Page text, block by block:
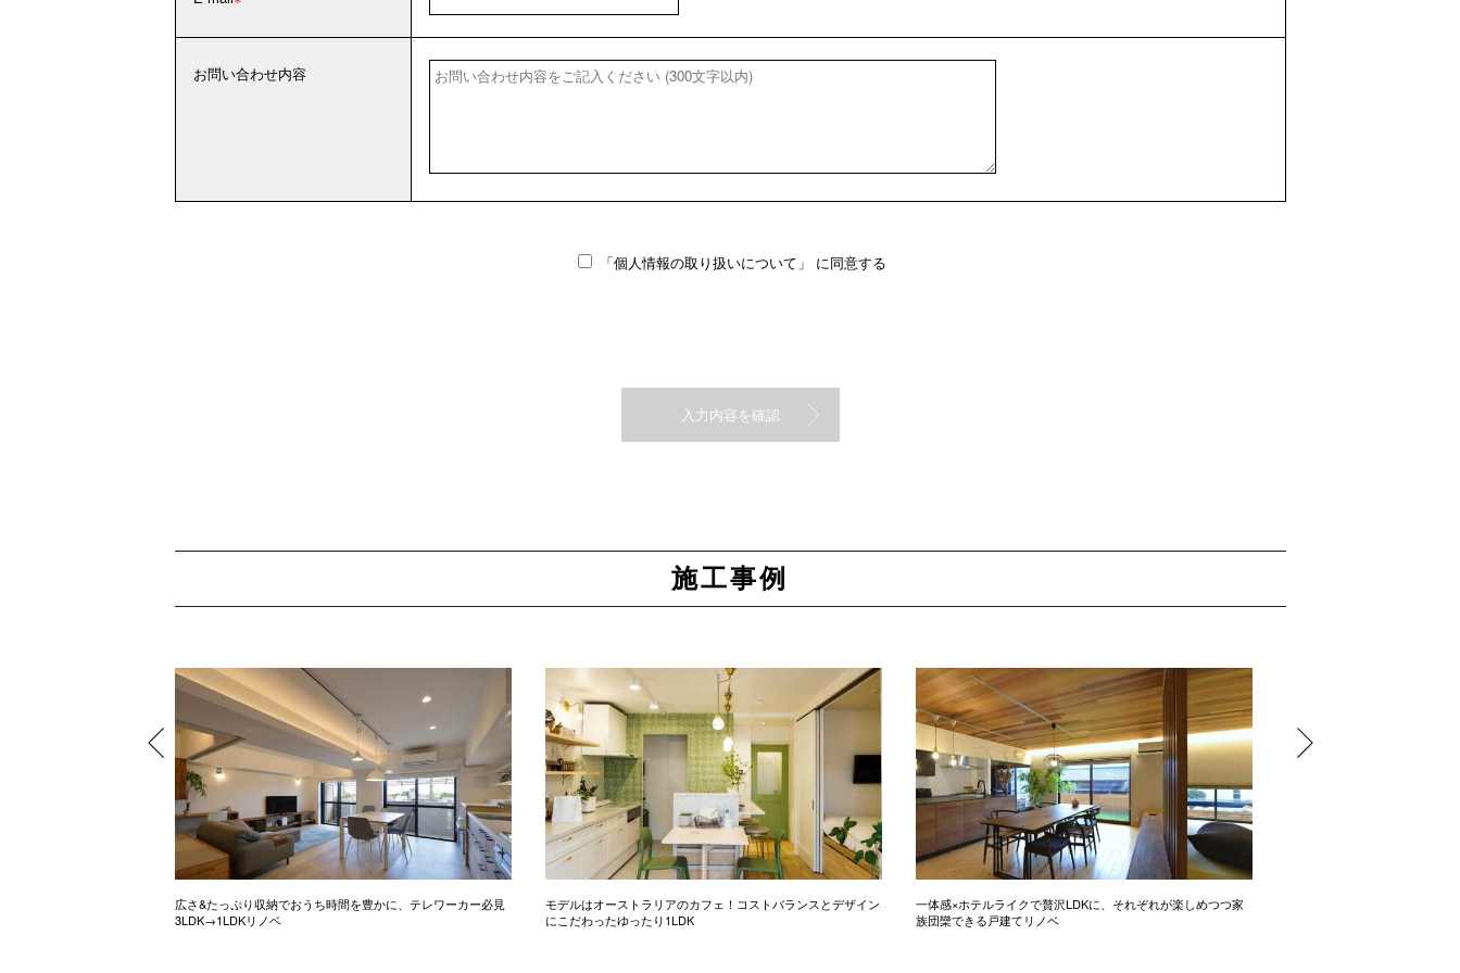
お問い合わせ内容
「個人情報の取り扱いについて」 に同意する
施工事例
広さ&たっぷり収納でおうち時間を豊かに、テレワーカー必見
3LDK→1LDKリノベ
モデルはオーストラリアのカフェ！コストバランスとデザイン
にこだわったゆったり1LDK
一体感×ホテルライクで贅沢LDKに、それぞれが楽しめつつ家
族団欒できる戸建てリノベ